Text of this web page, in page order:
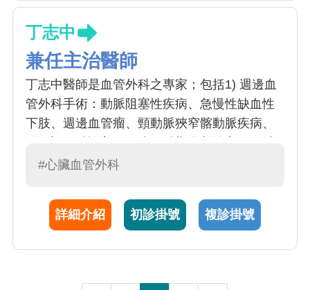
丁志中
兼任主治醫師
丁志中醫師是血管外科之專家；包括1) 週邊血
管外科手術：動脈阻塞性疾病、急慢性缺血性
下肢、週邊血管瘤、頸動脈狹窄髂動脈疾病、
腎通路外科手術：洗腎用動靜脈廔管及長期導
#心臟血管外科
詳細介紹 初診掛號 複診掛號